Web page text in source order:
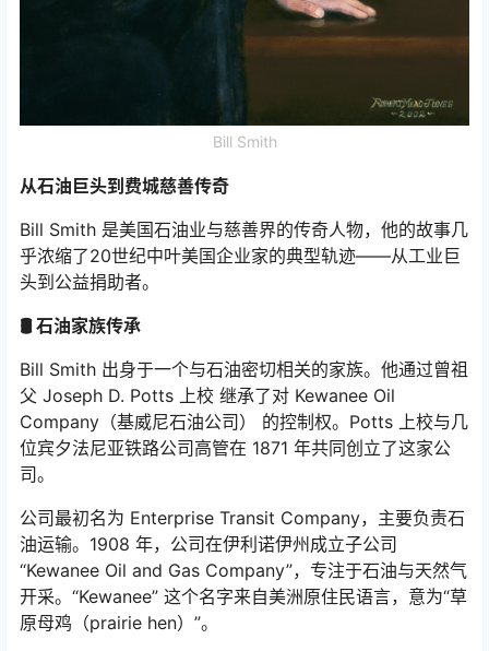
Bill Smith
从石油巨头到费城慈善传奇
Bill Smith 是美国石油业与慈善界的传奇人物，他的故事几
乎浓缩了20世纪中叶美国企业家的典型轨迹——从工业巨
头到公益捐助者。
🛢 石油家族传承
Bill Smith 出身于一个与石油密切相关的家族。他通过曾祖
父 Joseph D. Potts 上校 继承了对 Kewanee Oil
Company（基威尼石油公司） 的控制权。Potts 上校与几
位宾夕法尼亚铁路公司高管在 1871 年共同创立了这家公
司。
公司最初名为 Enterprise Transit Company，主要负责石
油运输。1908 年，公司在伊利诺伊州成立子公司
“Kewanee Oil and Gas Company”，专注于石油与天然气
开采。“Kewanee” 这个名字来自美洲原住民语言，意为“草
原母鸡（prairie hen）”。